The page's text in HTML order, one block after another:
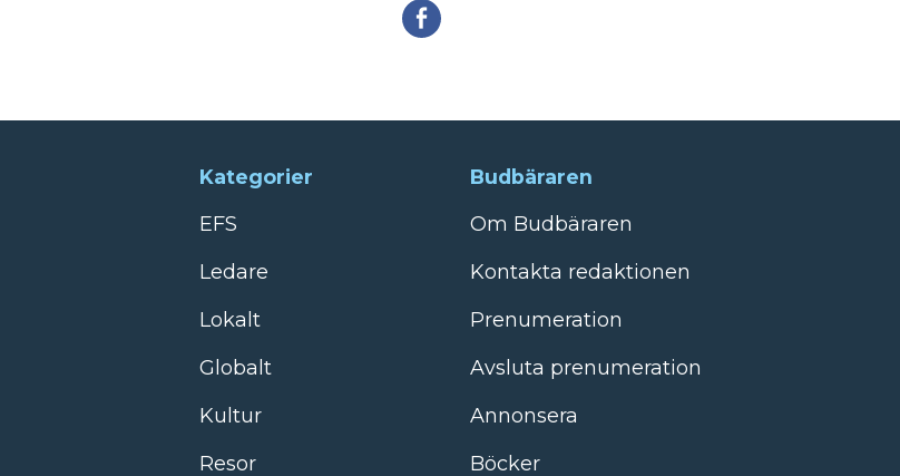
Kategorier
EFS
Ledare
Lokalt
Globalt
Kultur
Resor
Budbäraren
Om Budbäraren
Kontakta redaktionen
Prenumeration
Avsluta prenumeration
Annonsera
Böcker